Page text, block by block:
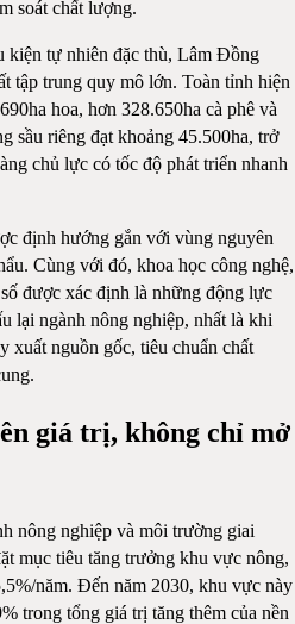
soát chất lượng.
kiện tự nhiên đặc thù, Lâm Đồng
tập trung quy mô lớn. Toàn tỉnh hiện
hoa, hơn 328.650ha cà phê và
sầu riêng đạt khoảng 45.500ha, trở
chủ lực có tốc độ phát triển nhanh
định hướng gắn với vùng nguyên
Cùng với đó, khoa học công nghệ,
được xác định là những động lực
lại ngành nông nghiệp, nhất là khi
xuất nguồn gốc, tiêu chuẩn chất
giá trị, không chỉ mở
nông nghiệp và môi trường giai
mục tiêu tăng trưởng khu vực nông,
năm. Đến năm 2030, khu vực này
trong tổng giá trị tăng thêm của nền